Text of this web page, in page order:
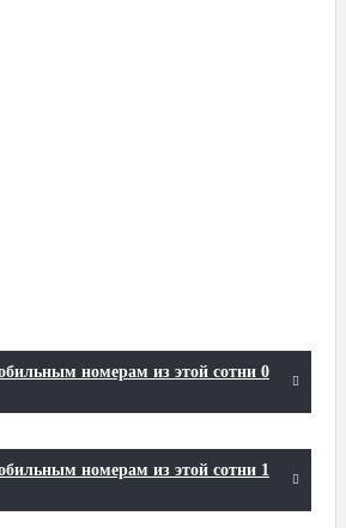
номерам из этой сотни 0
номерам из этой сотни 1